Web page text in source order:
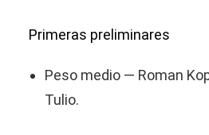
Primeras preliminares
Peso medio — Roman
Tulio.